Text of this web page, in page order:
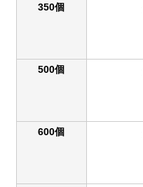
350個
500個
600個